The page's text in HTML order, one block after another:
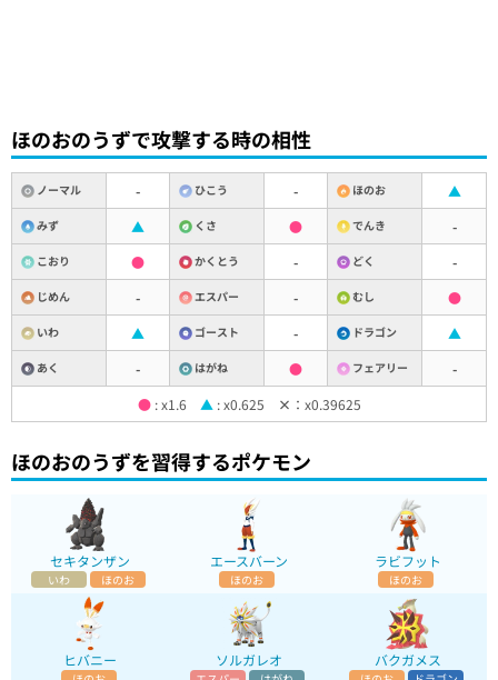
ほのおのうずで攻撃する時の相性
ノーマル - ひこう - ほのお ▲
みず ▲ くさ ● でんき -
こおり ● かくとう - どく -
じめん - エスパー - むし ●
いわ ▲ ゴースト - ドラゴン ▲
あく - はがね ● フェアリー
-
●: x1.6 ▲ : x0.625 × ：x0.39625
ほのおのうずを習得するポケモン
セキタンザン
いわ ほのお
エースバーン
ほのお
ラビフット
ほのお
ヒバニー ソルガレオ バクガメス